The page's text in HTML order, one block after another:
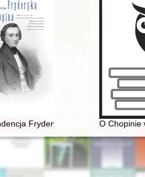
Fryderyka Chopina. T. 3 cz. 4
O Chopinie